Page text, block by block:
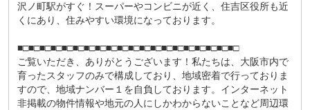
沢ノ町駅がすぐ！スーパーやコンビニが近く、住吉区役所も近
くにあり、住みやすい環境になっております。
■□■□■□■□■□■□■□■□■□■□■□■□■□■□■□■□■□■□■□■□
ご覧いただき、ありがとうございます！私たちは、大阪市内で
育ったスタッフのみで構成しており、地域密着で行っておりま
すので、地域ナンバー１を自負しております。インターネット
非掲載の物件情報や地元の人にしかわからないことなど周辺環